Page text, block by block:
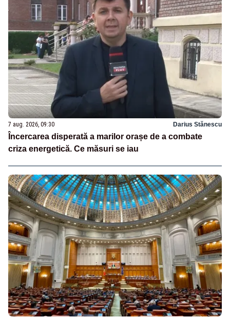
7 aug. 2026, 09:30 Darius Stănescu
Încercarea disperată a marilor orașe de a combate
criza energetică. Ce măsuri se iau